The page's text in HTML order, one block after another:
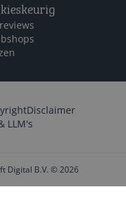
Disclaimer
LLM's
Digital B.V. © 2026